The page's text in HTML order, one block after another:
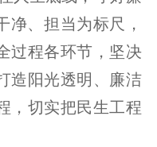
净、担当为标尺，
过程各环节，坚决
造阳光透明、廉洁
，切实把民生工程